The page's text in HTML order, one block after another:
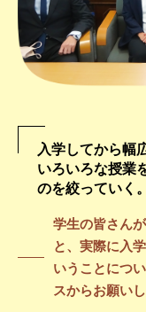
入学してから幅
いろいろな授業
のを絞っていく。
学生の皆さん
と、実際に入
いうことにつ
スからお願いし